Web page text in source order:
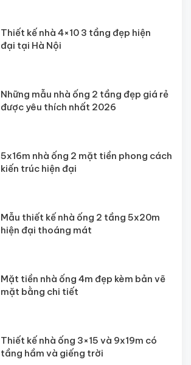
Thiết kế nhà 4×10 3 tầng đẹp hiện
đại tại Hà Nội
Những mẫu nhà ống 2 tầng đẹp giá rẻ
được yêu thích nhất 2026
5x16m nhà ống 2 mặt tiền phong cách
kiến trúc hiện đại
Mẫu thiết kế nhà ống 2 tầng 5x20m
hiện đại thoáng mát
Mặt tiền nhà ống 4m đẹp kèm bản vẽ
mặt bằng chi tiết
Thiết kế nhà ống 3×15 và 9x19m có
tầng hầm và giếng trời